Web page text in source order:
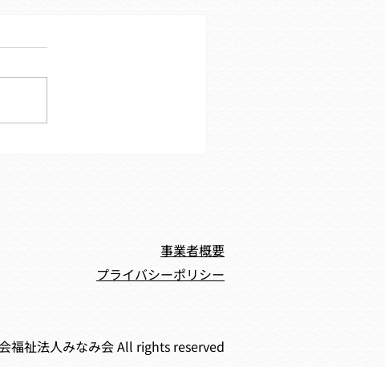
福祉法人みなみ会 All rights reserved
プライバシーポリシー
事業者概要